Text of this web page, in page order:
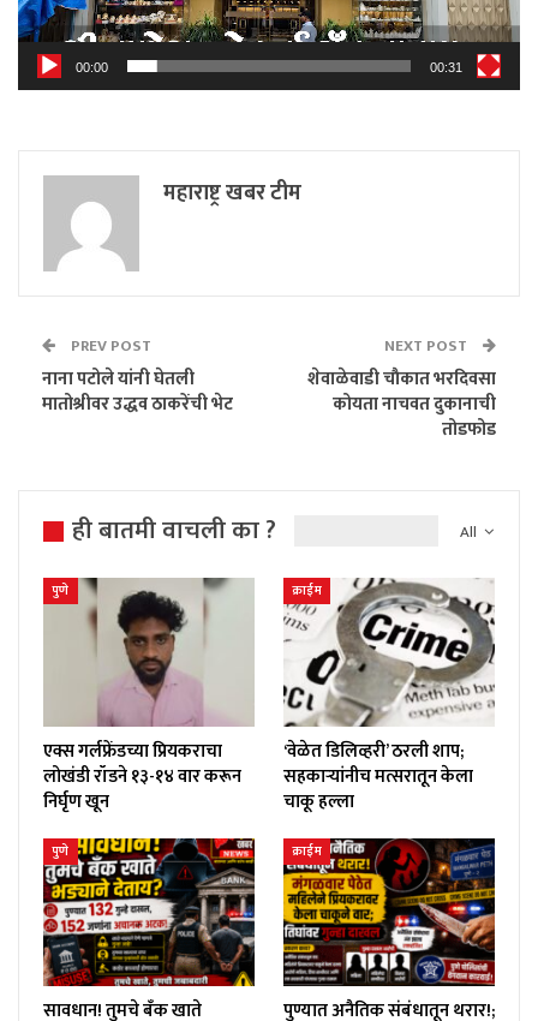
00:00 00:31
महाराष्ट्र खबर टीम
PREV POST
नाना पटोले यांनी घेतली
मातोश्रीवर उद्धव ठाकरेंची भेट
NEXT POST
शेवाळेवाडी चाैकात भरदिवसा
कोयता नाचवत दुकानाची
तोडफोड
All
ही बातमी वाचली का ?
पुणे
एक्स गर्लफ्रेंडच्या प्रियकराचा
लोखंडी रॉडने १३-१४ वार करून
निर्घृण खून
क्राईम
‘वेळेत डिलिव्हरी’ ठरली शाप;
सहकाऱ्यांनीच मत्सरातून केला
चाकू हल्ला
पुणे
सावधान! तुमचे बँक खाते
क्राईम
पुण्यात अनैतिक संबंधातून थरार!;